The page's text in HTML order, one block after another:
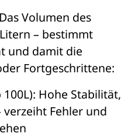
Das Volumen des
– bestimmt
t und damit die
Fortgeschrittene:
: Hohe Stabilität,
verzeiht Fehler und